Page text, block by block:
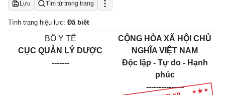
Lưu Tìm từ trong trang
Tình trạng hiệu lực: Đã biết
BỘ Y TẾ
CỤC QUẢN LÝ DƯỢC
-------
CỘNG HÒA XÃ HỘI CHỦ
NGHĨA VIỆT NAM
Độc lập - Tự do - Hạnh
phúc
---------------